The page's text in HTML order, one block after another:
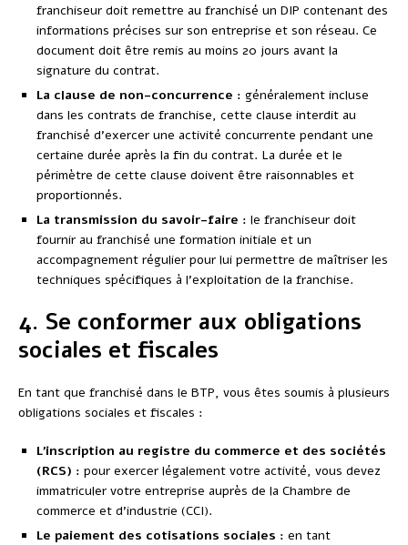
franchiseur doit remettre au franchisé un DIP contenant des
informations précises sur son entreprise et son réseau. Ce
document doit être remis au moins 20 jours avant la
signature du contrat.
La clause de non-concurrence : généralement incluse
dans les contrats de franchise, cette clause interdit au
franchisé d’exercer une activité concurrente pendant une
certaine durée après la fin du contrat. La durée et le
périmètre de cette clause doivent être raisonnables et
proportionnés.
La transmission du savoir-faire : le franchiseur doit
fournir au franchisé une formation initiale et un
accompagnement régulier pour lui permettre de maîtriser les
techniques spécifiques à l’exploitation de la franchise.
4. Se conformer aux obligations
sociales et fiscales
En tant que franchisé dans le BTP, vous êtes soumis à plusieurs
obligations sociales et fiscales :
L’inscription au registre du commerce et des sociétés
(RCS) : pour exercer légalement votre activité, vous devez
immatriculer votre entreprise auprès de la Chambre de
commerce et d’industrie (CCI).
Le paiement des cotisations sociales : en tant